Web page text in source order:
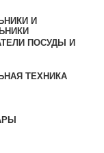
И
ПОСУДЫ И
ТЕХНИКА